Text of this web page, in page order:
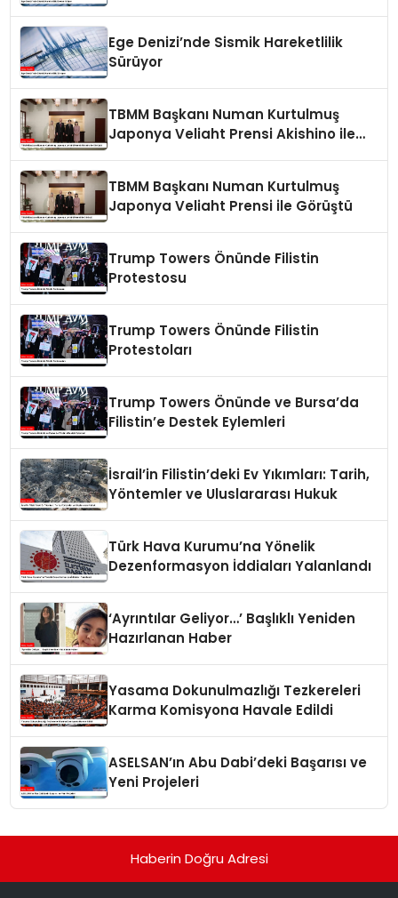
Ege Denizi’nde Sismik Hareketlilik
Sürüyor
TBMM Başkanı Numan Kurtulmuş
Japonya Veliaht Prensi Akishino ile
TBMM Başkanı Numan Kurtulmuş
Japonya Veliaht Prensi ile Görüştü
Trump Towers Önünde Filistin
Protestosu
Trump Towers Önünde Filistin
Protestoları
Trump Towers Önünde ve Bursa’da
Filistin’e Destek Eylemleri
İsrail’in Filistin’deki Ev Yıkımları: Tarih,
Yöntemler ve Uluslararası Hukuk
Türk Hava Kurumu’na Yönelik
Dezenformasyon İddiaları Yalanlandı
‘Ayrıntılar Geliyor…’ Başlıklı Yeniden
Hazırlanan Haber
Yasama Dokunulmazlığı Tezkereleri
Karma Komisyona Havale Edildi
ASELSAN’ın Abu Dabi’deki Başarısı ve
Yeni Projeleri
Haberin Doğru Adresi